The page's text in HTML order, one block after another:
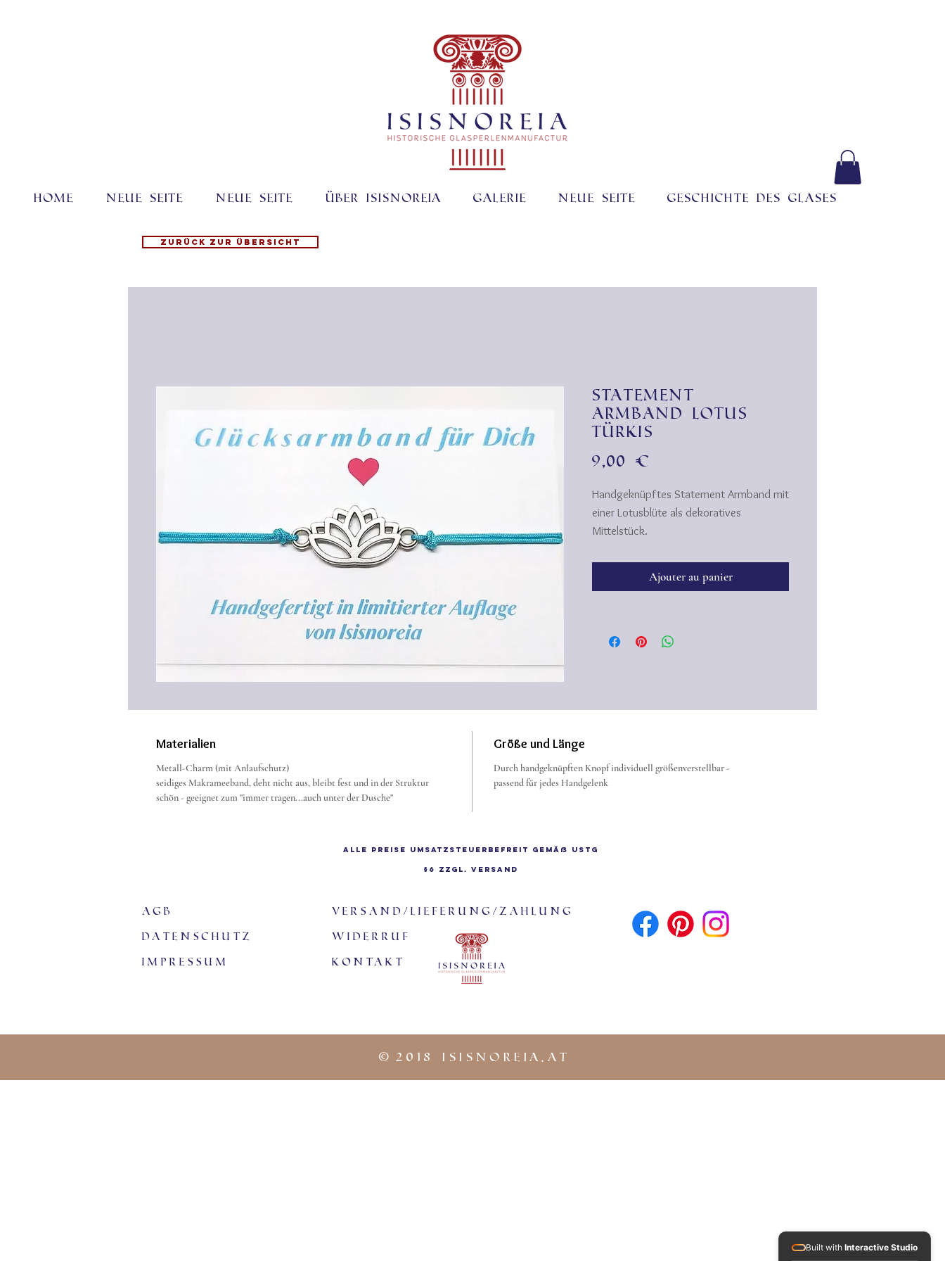
Home Neue Seite Neue Seite Über ISISNOREIA Galerie Neue Seite Geschichte des Glases
Zurück zur Übersicht
Statement
Armband Lotus
türkis
9,00 €
Handgeknüpftes Statement Armband mit
einer Lotusblüte als dekoratives
Mittelstück.
Die Bänder "leiern" nicht aus, behalten
Diese Statements können für viele
Ajouter au panier
Materialien
Metall-Charm (mit Anlaufschutz)
seidiges Makrameeband, deht nicht aus, bleibt fest und in der Struktur
schön - geeignet zum "immer tragen...auch unter der Dusche"
Größe und Länge
Durch handgeknüpften Knopf individuell größenverstellbar -
passend für jedes Handgelenk
Alle Preise Umsatzsteuerbefreit gemäß UStG
§6 zzgl. Versand
agb
Datenschutz
Impressum
Versand/Lieferung/Zahlung
Widerruf
KontaKt
© 2018 iSISNOREIA.at
Built with Interactive Studio